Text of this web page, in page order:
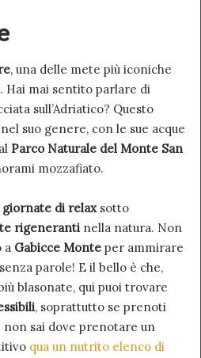
, una delle mete più iconiche
Hai mai sentito parlare di
sull’Adriatico? Questo
suo genere, con le sue acque
Parco Naturale del Monte San
mozzafiato.
giornate di relaxsotto
rigeneranti nella natura. Non
a Gabicce Monte per ammirare
parole! E il bello è che,
blasonate, qui puoi trovare
, soprattutto se prenoti
non sai dove prenotare un
qua un nutrito elenco di